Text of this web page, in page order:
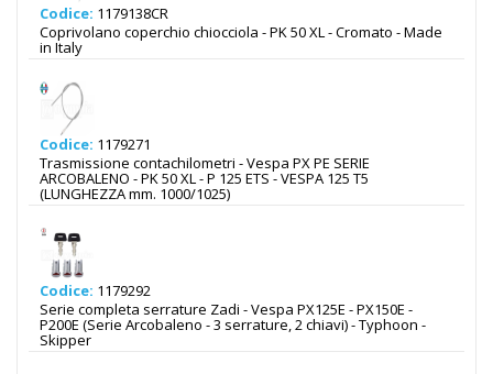
Codice: 1179138CR
Coprivolano coperchio chiocciola - PK 50 XL - Cromato - Made
in Italy
Codice: 1179271
Trasmissione contachilometri - Vespa PX PE SERIE
ARCOBALENO - PK 50 XL - P 125 ETS - VESPA 125 T5
(LUNGHEZZA mm. 1000/1025)
Codice: 1179292
Serie completa serrature Zadi - Vespa PX125E - PX150E -
P200E (Serie Arcobaleno - 3 serrature, 2 chiavi) - Typhoon -
Skipper